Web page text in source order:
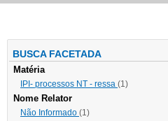
BUSCA FACETADA
Matéria
IPI- processos NT - ressa (1)
Nome Relator
Não Informado (1)